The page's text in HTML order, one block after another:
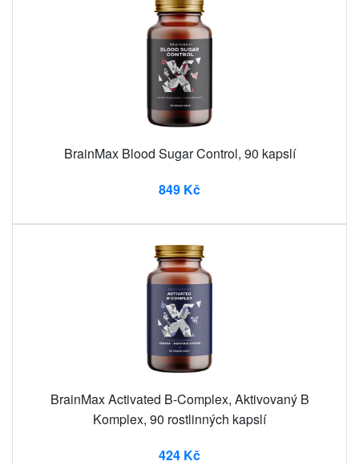
BrainMax Blood Sugar Control, 90 kapslí
849 Kč
BrainMax Activated B-Complex, Aktivovaný B
Komplex, 90 rostlinných kapslí
424 Kč